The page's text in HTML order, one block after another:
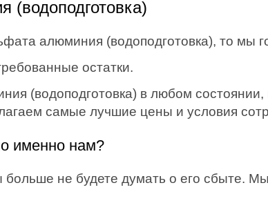
(водоподготовка)
алюминия (водоподготовка), то мы
остатки.
(водоподготовка) в любом состоянии,
самые лучшие цены и условия
именно нам?
больше не будете думать о его сбыте.